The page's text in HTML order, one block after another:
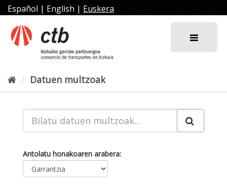
Joan
edukira
Español | English | Euskera
Datuen multzoak
Antolatu honakoaren arabera